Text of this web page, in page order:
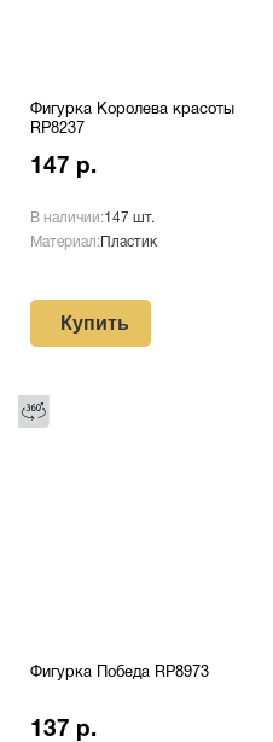
Фигурка Королева красоты
RP8237
147 р.
В наличии:147 шт.
Материал: Пластик
Купить
Фигурка Победа RP8973
137 р.